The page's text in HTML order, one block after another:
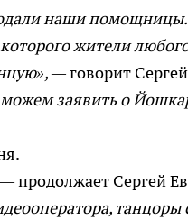
наши помощницы.
жители
—говорит
заявить о
продолжает Сергей
танцоры